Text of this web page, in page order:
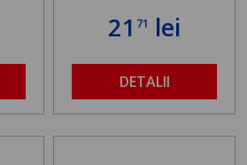
21 71 lei
DETALII